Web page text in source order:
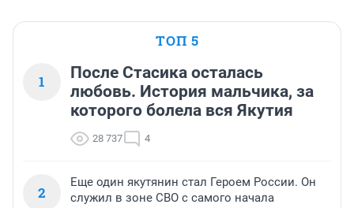
ТОП 5
1
После Стасика осталась
любовь. История мальчика, за
которого болела вся Якутия
28 737 4
2
Еще один якутянин стал Героем России. Он
служил в зоне СВО с самого начала